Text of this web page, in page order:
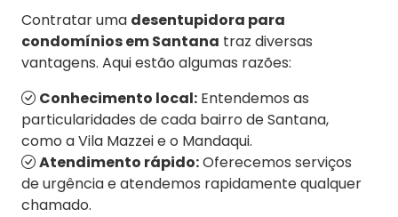
Contratar uma desentupidora para
condomínios em Santana traz diversas
vantagens. Aqui estão algumas razões:
Conhecimento local: Entendemos as
particularidades de cada bairro de Santana,
como a Vila Mazzei e o Mandaqui.
Atendimento rápido:Oferecemos serviços
de urgência e atendemos rapidamente qualquer
chamado.